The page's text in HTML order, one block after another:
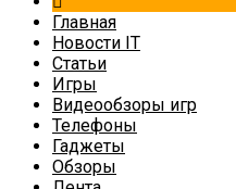
Главная
Новости IT
Статьи
Игры
Видеообзоры игр
Телефоны
Гаджеты
Обзоры